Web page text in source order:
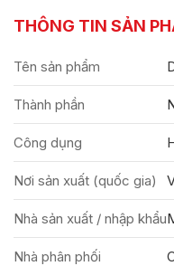
THÔNG TIN SẢN
Tên sản phẩm
Thành phần
Công dụng
Nơi sản xuất (quốc gia)
Nhà sản xuất / nhập khẩu
Nhà phân phối